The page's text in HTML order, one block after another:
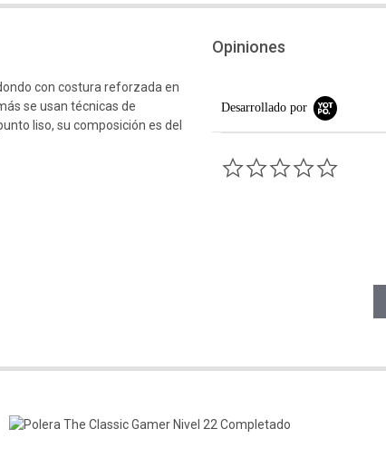
con costura reforzada en
se usan técnicas de
liso, su composición es del
Opiniones
Desarrollado por